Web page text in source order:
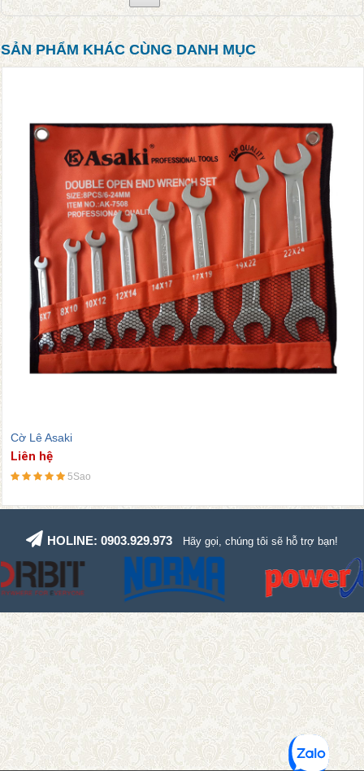
SẢN PHẨM KHÁC CÙNG DANH MỤC
Cảo, Kẹp Gỗ Asaki
Liên hệ
5Sao
HOLINE: 0903.929.973 Hãy gọi, chúng tôi sẽ hỗ trợ bạn!